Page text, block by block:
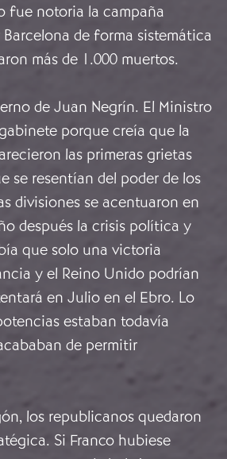
fue notoria la campaña
de forma sistemática
más de 1.000 muertos.
de Juan Negrín. El Ministro
porque creía que la
las primeras grietas
se resentían del poder de los
divisiones se acentuaron en
después la crisis política y
que solo una victoria
y el Reino Unido podrían
en Julio en el Ebro. Lo
estaban todavía
de permitir
los republicanos quedaron
Si Franco hubiese